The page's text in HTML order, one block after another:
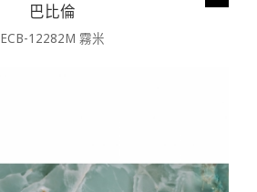
巴比倫
ECB-12282M 霧米